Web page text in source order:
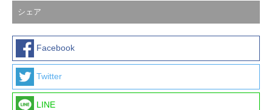
シェア
Facebook
Twitter
LINE